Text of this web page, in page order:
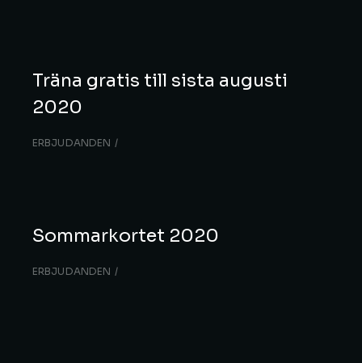
Träna gratis till sista augusti
2020
ERBJUDANDEN
Sommarkortet 2020
ERBJUDANDEN